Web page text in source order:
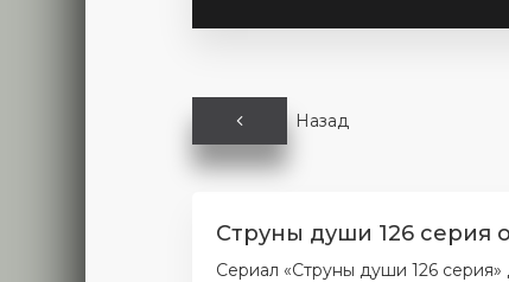
Назад
Струны души 126 серия
Сериал «Струны души 126